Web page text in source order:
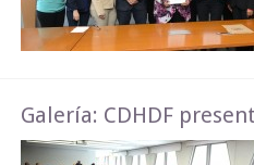
Galería: CDHDF